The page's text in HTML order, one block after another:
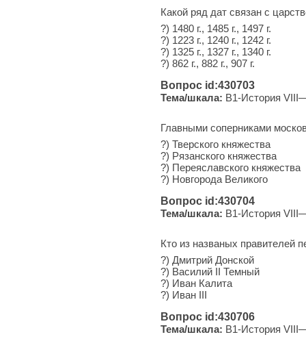
Какой ряд дат связан с
?) 1480 г., 1485 г., 1497 г.
?) 1223 г., 1240 г., 1242 г.
?) 1325 г., 1327 г., 1340 г.
?) 862 г., 882 г., 907 г.
Вопрос id:430703
Тема/шкала: B1-История
Главными соперниками
?) Тверского княжества
?) Рязанского княжества
?) Переяславского княжества
?) Новгорода Великого
Вопрос id:430704
Тема/шкала: B1-История
Кто из названых правителей
?) Дмитрий Донской
?) Василий II Темный
?) Иван Калита
?) Иван III
Вопрос id:430706
Тема/шкала: B1-История